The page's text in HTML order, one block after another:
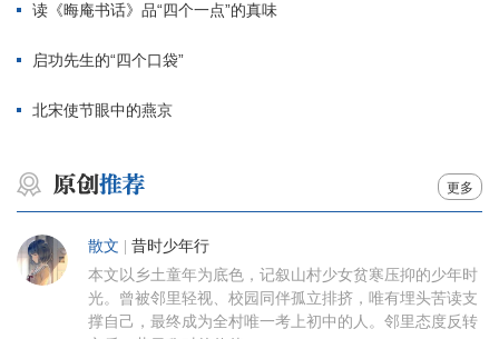
读《晦庵书话》品“四个一点”的真味
启功先生的“四个口袋”
北宋使节眼中的燕京
更多
散文 昔时少年行
本文以乡土童年为底色，记叙山村少女贫寒压抑的少年时
光。曾被邻里轻视、校园同伴孤立排挤，唯有埋头苦读支
撑自己，最终成为全村唯一考上初中的人。邻里态度反转